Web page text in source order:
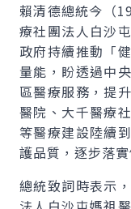
賴清德總統今（
療社團法人白沙
政府持續推動「
量能，盼透過中
區醫療服務，提
醫院、大千醫療
等醫療建設陸續
護品質，逐步落
總統致詞時表示